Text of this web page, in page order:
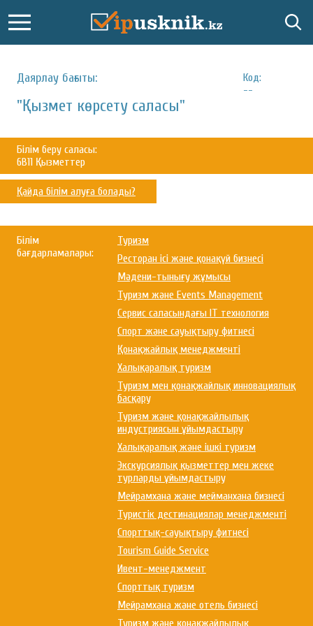
Даярлау бағыты:
Код:
--
"Қызмет көрсету саласы"
Білім беру саласы:
6B11 Қызметтер
Қайда білім алуға болады?
Білім
бағдарламалары:
Туризм
Ресторан ісі және қонақүй бизнесі
Мәдени-тынығу жұмысы
Туризм және Events Management
Сервис саласындағы ІТ технология
Спорт және сауықтыру фитнесі
Қонақжайлық менеджменті
Халықаралық туризм
Туризм мен қонақжайлық инновациялық
басқару
Туризм және қонақжайлылық
индустриясын ұйымдастыру
Халықаралық және ішкі туризм
Экскурсиялық қызметтер мен жеке
турларды ұйымдастыру
Мейрамхана және мейманхана бизнесі
Туристік дестинациялар менеджменті
Спорттық-сауықтыру фитнесі
Tourism Guide Service
Ивент-менеджмент
Спорттық туризм
Мейрамхана және отель бизнесі
Туризм және қонақжайлылық